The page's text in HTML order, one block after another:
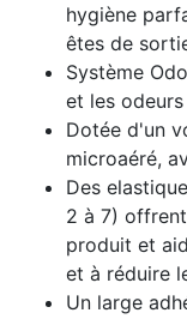
hygiène
êtes de
Système
et les
Dotée d'un
microaéré,
Des
2 à 7)
produit et
et à réduire
Un large